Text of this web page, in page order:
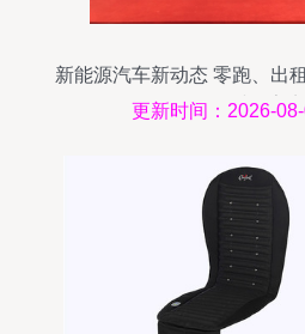
新能源汽车新动态 零跑、出
财报亮点
更新时间：2026-